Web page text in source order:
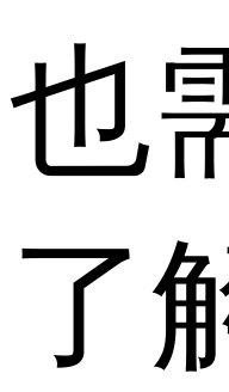
也
了